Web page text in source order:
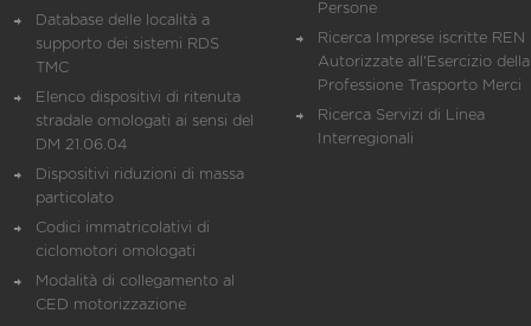
Database delle località a
supporto dei sistemi RDS
TMC
Elenco dispositivi di ritenuta
stradale omologati ai sensi del
DM 21.06.04
Dispositivi riduzioni di massa
particolato
Codici immatricolativi di
ciclomotori omologati
Modalità di collegamento al
CED motorizzazione
Persone
Ricerca Imprese iscritte REN
Autorizzate all'Esercizio della
Professione Trasporto Merci
Ricerca Servizi di Linea
Interregionali